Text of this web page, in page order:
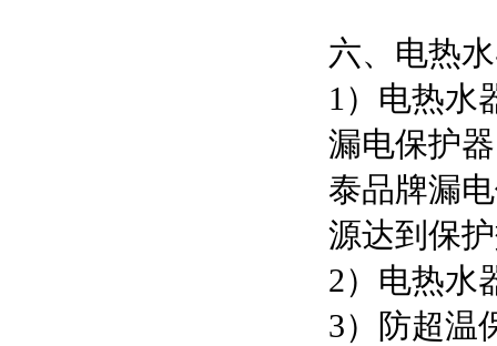
六、电热
1）电热水
漏电保护
泰品牌漏
源达到保
2）电热水
3）防超温